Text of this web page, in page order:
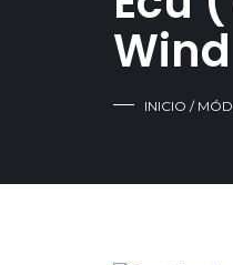
Wind
INICIO /